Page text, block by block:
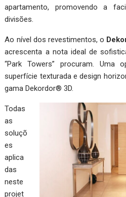
apartamento, promovendo a
divisões.
Ao nível dos revestimentos, o
acrescenta a nota ideal de
“Park Towers” procuram. Uma
superfície texturada e design
gama Dekordor® 3D.
Todas
as
soluçõ
es
aplica
das
neste
projet